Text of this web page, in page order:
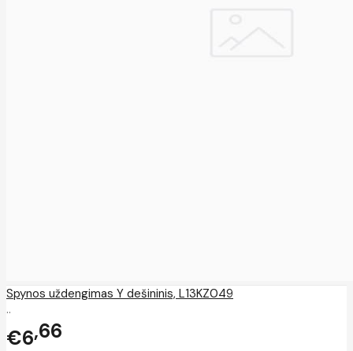
Spynos uždengimas Y dešininis, L13KZ049
..
€6 66